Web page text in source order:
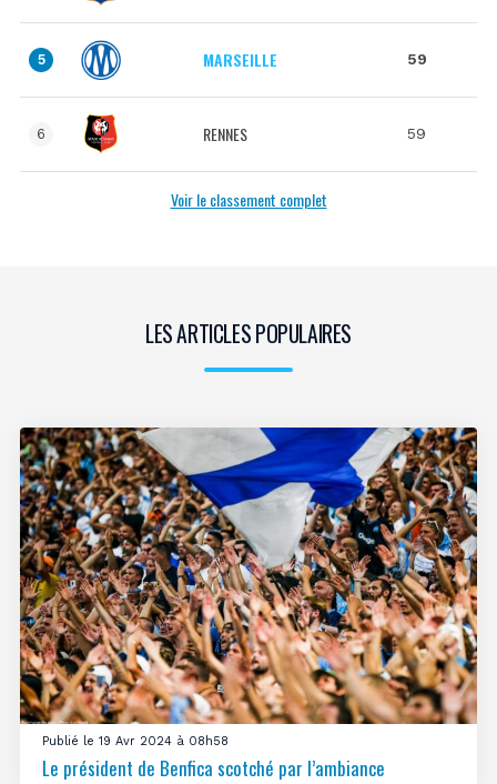
5 MARSEILLE 59
6 RENNES 59
Voir le classement complet
LES ARTICLES POPULAIRES
Publié le 19 Avr 2024 à 08h58
Le président de Benfica scotché par l’ambiance